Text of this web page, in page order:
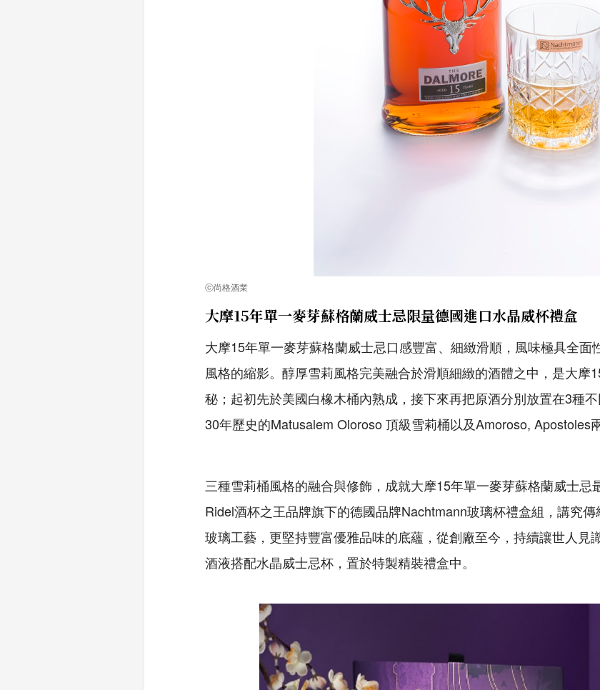
ⓒ尚格酒業
大摩15年單一麥芽蘇格蘭威士忌限量德國進口水晶威杯禮盒
大摩15年單一麥芽蘇格蘭威士忌口感豐富、細緻滑順，風味極具全面
風格的縮影。醇厚雪莉風格完美融合於滑順細緻的酒體之中，是大摩
秘；起初先於美國白橡木桶內熟成，接下來再把原酒分別放置在3種
30年歷史的Matusalem Oloroso 頂級雪莉桶以及Amoroso, Apostoles
三種雪莉桶風格的融合與修飾，成就大摩15年單一麥芽蘇格蘭威士忌
Ridel酒杯之王品牌旗下的德國品牌Nachtmann玻璃杯禮盒組，講究
玻璃工藝，更堅持豐富優雅品味的底蘊，從創廠至今，持續讓世人見
酒液搭配水晶威士忌杯，置於特製精裝禮盒中。